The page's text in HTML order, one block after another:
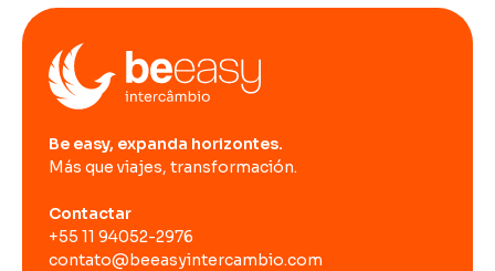
Be easy, expanda horizontes.
Más que viajes, transformación.
Contactar
+55 11 94052-2976
contato@beeasyintercambio.com